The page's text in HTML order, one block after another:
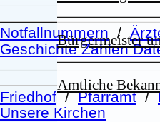
Notfallnummern /
Friedhof/Pfarramt/
Geschichte Zahlen
Unsere Kirchen
Bürgermeister
Amtliche